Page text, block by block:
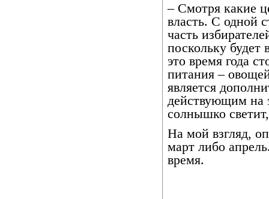
– Смотря какие
власть. С одной
часть
поскольку будет
это время года
питания –
является
действующим на
солнышко
На мой взгляд,
март либо
время.